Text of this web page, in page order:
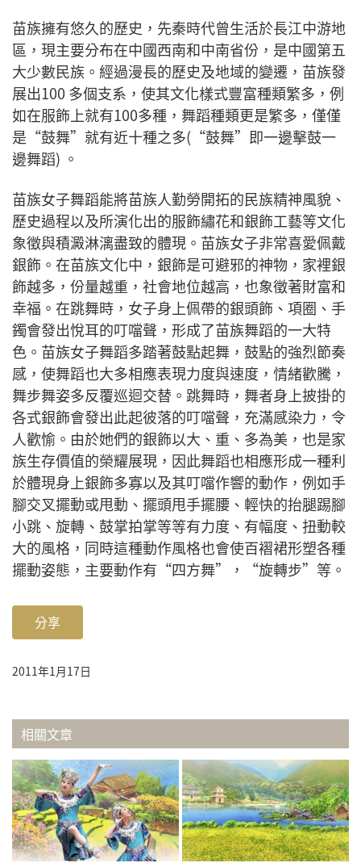
苗族擁有悠久的歷史，先秦時代曾生活於長江中游地
區，現主要分布在中國西南和中南省份，是中國第五
大少數民族。經過漫長的歷史及地域的變遷，苗族發
展出100 多個支系，使其文化樣式豐富種類繁多，例
如在服飾上就有100多種，舞蹈種類更是繁多，僅僅
是“鼓舞”就有近十種之多(“鼓舞”即一邊擊鼓一
邊舞蹈) 。
苗族女子舞蹈能將苗族人勤勞開拓的民族精神風貌、
歷史過程以及所演化出的服飾繡花和銀飾工藝等文化
象徵與積澱淋漓盡致的體現。苗族女子非常喜愛佩戴
銀飾。在苗族文化中，銀飾是可避邪的神物，家裡銀
飾越多，份量越重，社會地位越高，也象徵著財富和
幸福。在跳舞時，女子身上佩帶的銀頭飾、項圈、手
鐲會發出悅耳的叮噹聲，形成了苗族舞蹈的一大特
色。苗族女子舞蹈多踏著鼓點起舞，鼓點的強烈節奏
感，使舞蹈也大多相應表現力度與速度，情緒歡騰，
舞步舞姿多反覆巡迴交替。跳舞時，舞者身上披掛的
各式銀飾會發出此起彼落的叮噹聲，充滿感染力，令
人歡愉。由於她們的銀飾以大、重、多為美，也是家
族生存價值的榮耀展現，因此舞蹈也相應形成一種利
於體現身上銀飾多寡以及其叮噹作響的動作，例如手
腳交叉擺動或甩動、擺頭甩手擺腰、輕快的抬腿踢腳
小跳、旋轉、鼓掌拍掌等等有力度、有幅度、扭動較
大的風格，同時這種動作風格也會使百褶裙形塑各種
擺動姿態，主要動作有“四方舞”，“旋轉步”等。
分享
2011年1月17日
相關文章